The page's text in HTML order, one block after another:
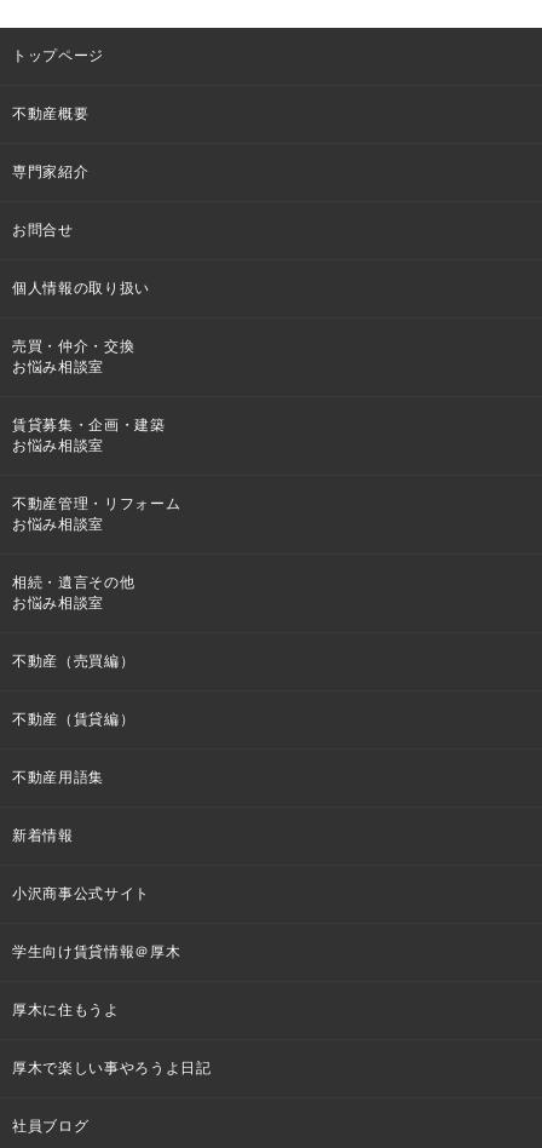
トップページ
不動産概要
専門家紹介
お問合せ
個人情報の取り扱い
売買・仲介・交換
お悩み相談室
賃貸募集・企画・建築
お悩み相談室
不動産管理・リフォーム
お悩み相談室
相続・遺言その他
お悩み相談室
不動産（売買編）
不動産（賃貸編）
不動産用語集
新着情報
小沢商事公式サイト
学生向け賃貸情報＠厚木
厚木に住もうよ
厚木で楽しい事やろうよ日記
社員ブログ